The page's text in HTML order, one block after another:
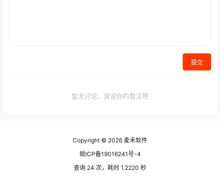
提交
暂无讨论，说说你的看法吧
Copyright © 2026 麦禾软件
皖ICP备19016241号-4
查询 24 次，耗时 1.2220 秒